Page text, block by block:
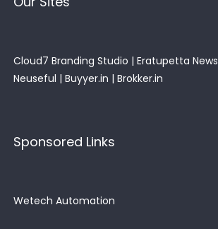
Cloud7 Branding Studio | Eratupetta News
Neuseful | Buyyer.in | Brokker.in
Sponsored Links
Wetech Automation